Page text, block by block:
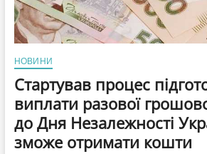
НОВИНИ
Стартував процес
виплати разової
до Дня Незалежності
зможе отримати кошти